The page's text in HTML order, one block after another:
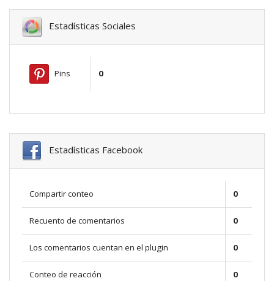
Estadísticas Sociales
Pins 0
Estadísticas Facebook
Compartir conteo 0
Recuento de comentarios 0
Los comentarios cuentan en el plugin 0
Conteo de reacción 0